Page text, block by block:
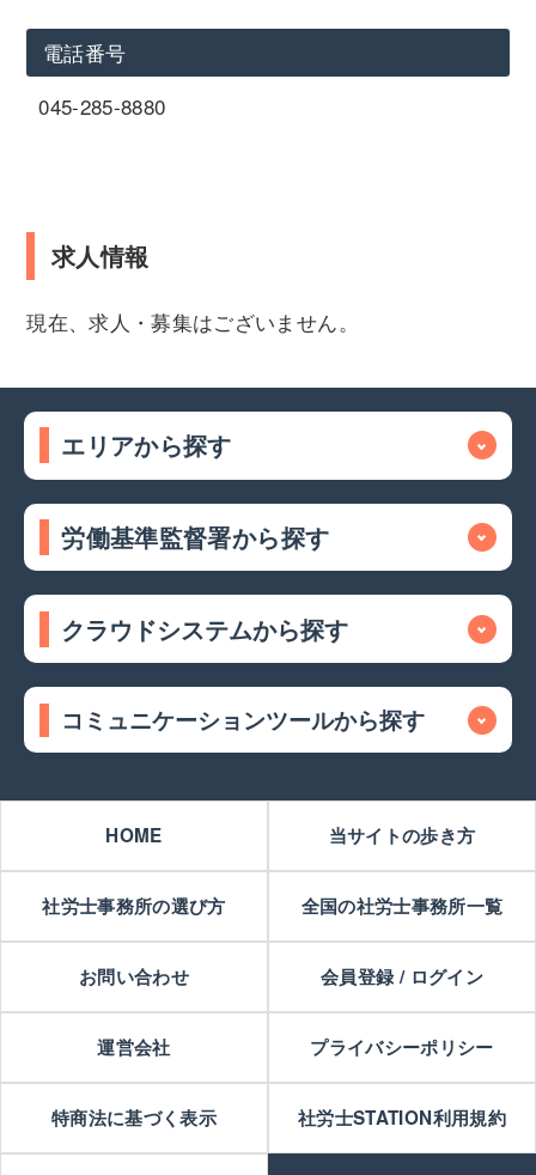
電話番号
045-285-8880
求人情報
現在、求人・募集はございません。
エリアから探す
労働基準監督署から探す
クラウドシステムから探す
コミュニケーションツールから探す
HOME 当サイトの歩き方
社労士事務所の選び方 全国の社労士事務所一覧
お問い合わせ 会員登録 / ログイン
運営会社 プライバシーポリシー
特商法に基づく表示 社労士STATION利用規約